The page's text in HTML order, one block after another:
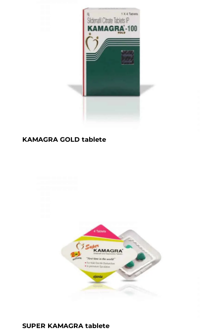
KAMAGRA GOLD tablete
SUPER KAMAGRA tablete